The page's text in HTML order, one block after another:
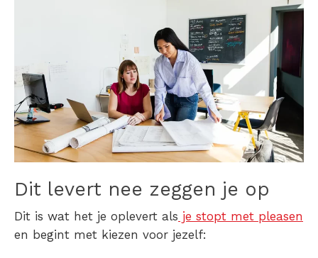
Dit levert nee zeggen je op
Dit is wat het je oplevert als je stopt met pleasen
en begint met kiezen voor jezelf: